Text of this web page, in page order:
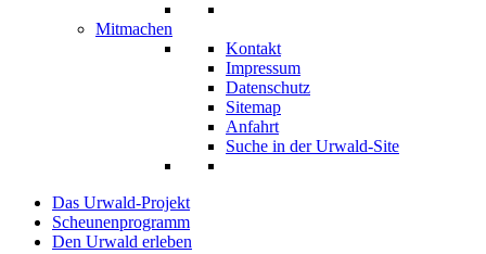
Mitmachen
Kontakt
Impressum
Datenschutz
Sitemap
Anfahrt
Suche in der Urwald-Site
Das Urwald-Projekt
Scheunenprogramm
Den Urwald erleben